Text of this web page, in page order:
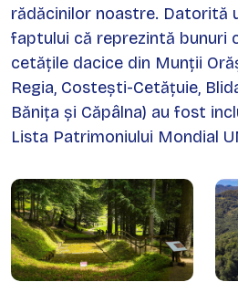
rădăcinilor noastre. Datorită
faptului că reprezintă bunuri
cetățile dacice din Munții
Regia, Costești-Cetățuie,
Bănița și Căpâlna) au fost
Lista Patrimoniului Mondial